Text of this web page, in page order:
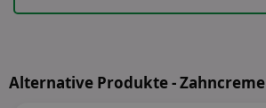
Alternative Produkte - Zahncreme